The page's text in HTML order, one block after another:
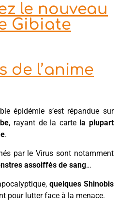
le nouveau
Gibiate
de l’anime
épidémie s’est répandue sur
, rayant de la carte la plupart
.
par le Virus sont notamment
assoiffés de sang…
quelques Shinobis
pour lutter face à la menace.